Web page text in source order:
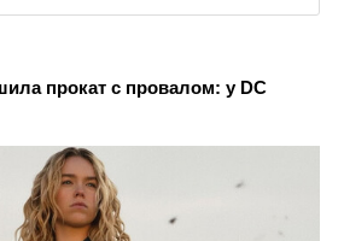
прокат с провалом: у DC